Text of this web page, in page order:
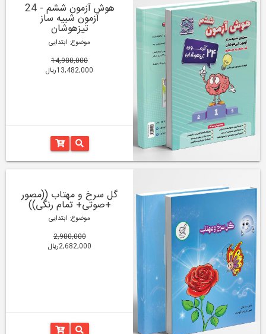
هوش آزمون ششم - 24
آزمون شبیه ساز
تیزهوشان
موضوع: ابتدایی
14,980,000
13,482,000ریال
گل سرخ و مهتاب ((مصور
+صوتی+ تمام رنگی))
موضوع: ابتدایی
2,980,000
2,682,000ریال